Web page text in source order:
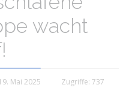
wacht
Mai 2025
Zugriffe: 737